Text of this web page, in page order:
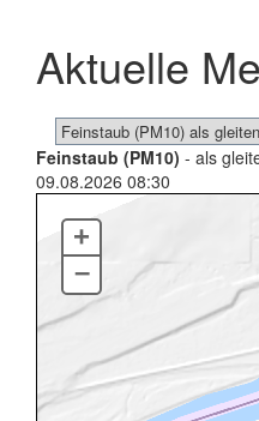
Aktuelle
Feinstaub (PM10) - als
09.08.2026 08:30
+
–